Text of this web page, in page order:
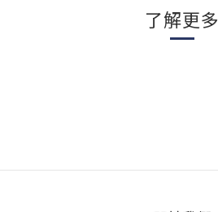
了解更多